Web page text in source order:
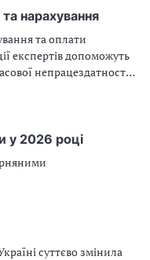
нарахування
та оплати
експертів допоможуть
непрацездатності
у 2026 році
суттєво змінила